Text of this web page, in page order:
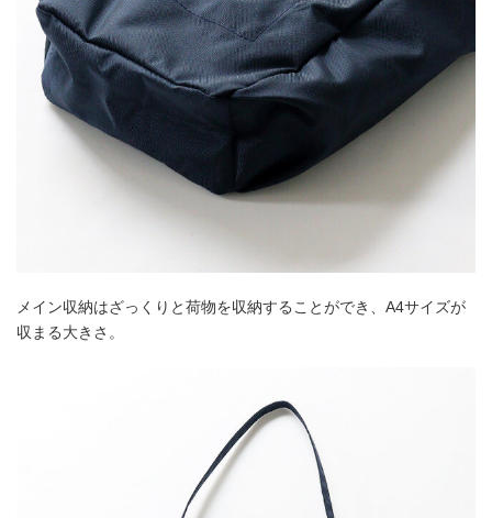
メイン収納はざっくりと荷物を収納することができ、A4サイズが
収まる大きさ。